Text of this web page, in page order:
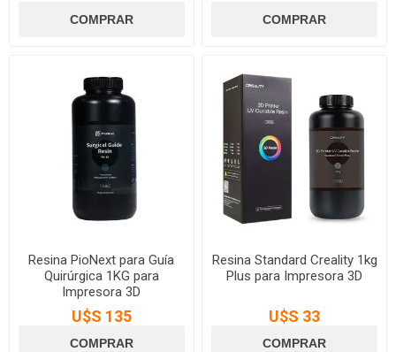
Resina PioNext para Guía
Quirúrgica 1KG para
Impresora 3D
U$S 135
Resina Standard Creality 1kg
Plus para Impresora 3D
U$S 33